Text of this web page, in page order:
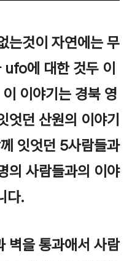
는것이 자연에는 무
에 대한 것두 이
이야기는 경북 영
엇던 산원의 이야기
잇엇던 5사람들과
의 사람들과의 이야
다.
벽을 통과애서 사람